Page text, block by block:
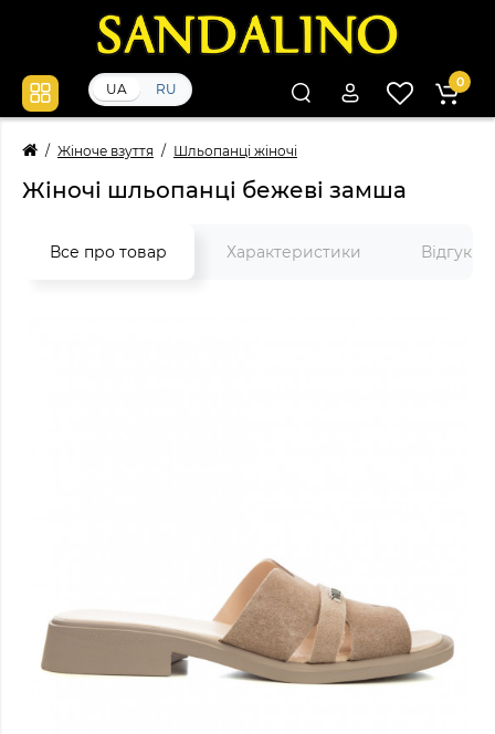
UA RU 0
Жіноче взуття Шльопанці жіночі
Жіночі шльопанці бежеві замша
Все про товар Характеристики Відгуки